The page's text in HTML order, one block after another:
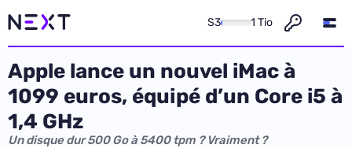
S3 1 Tio
Apple lance un nouvel iMac à
1099 euros, équipé d’un Core i5 à
1,4 GHz
Un disque dur 500 Go à 5400 tpm ? Vraiment ?